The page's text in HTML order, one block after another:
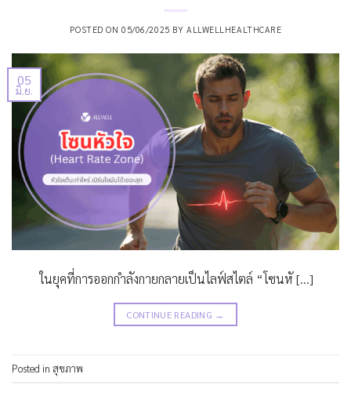
POSTED ON05/06/2025 BY ALLWELLHEALTHCARE
05
มิ.ย.
ในยุคที่การออกกำลังกายกลายเป็นไลฟ์สไตล์ “โซนหั […]
CONTINUE READING →
Posted in สุขภาพ